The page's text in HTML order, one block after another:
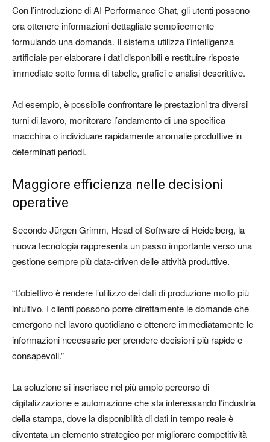
Con l’introduzione di AI Performance Chat, gli utenti possono
ora ottenere informazioni dettagliate semplicemente
formulando una domanda. Il sistema utilizza l’intelligenza
artificiale per elaborare i dati disponibili e restituire risposte
immediate sotto forma di tabelle, grafici e analisi descrittive.
Ad esempio, è possibile confrontare le prestazioni tra diversi
turni di lavoro, monitorare l’andamento di una specifica
macchina o individuare rapidamente anomalie produttive in
determinati periodi.
Maggiore efficienza nelle decisioni
operative
Secondo Jürgen Grimm, Head of Software di Heidelberg, la
nuova tecnologia rappresenta un passo importante verso una
gestione sempre più data-driven delle attività produttive.
“L’obiettivo è rendere l’utilizzo dei dati di produzione molto più
intuitivo. I clienti possono porre direttamente le domande che
emergono nel lavoro quotidiano e ottenere immediatamente le
informazioni necessarie per prendere decisioni più rapide e
consapevoli.”
La soluzione si inserisce nel più ampio percorso di
digitalizzazione e automazione che sta interessando l’industria
della stampa, dove la disponibilità di dati in tempo reale è
diventata un elemento strategico per migliorare competitività